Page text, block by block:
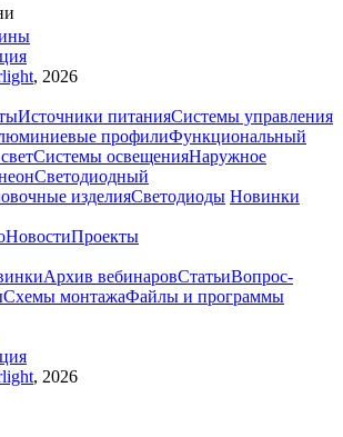
, 2026
Источники питанияСистемы управления
профилиФункциональный
Системы освещенияНаружное
Светодиодный
изделияСветодиоды Новинки
НовостиПроекты
Архив вебинаровСтатьиВопрос-
Схемы монтажаФайлы и программы
, 2026